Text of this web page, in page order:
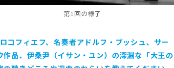
第1回の様子
コフィエフ、名奏者アドルフ・ブッシュ、サー
品、伊桑尹（イサン・ユン）の深淵な「大王の